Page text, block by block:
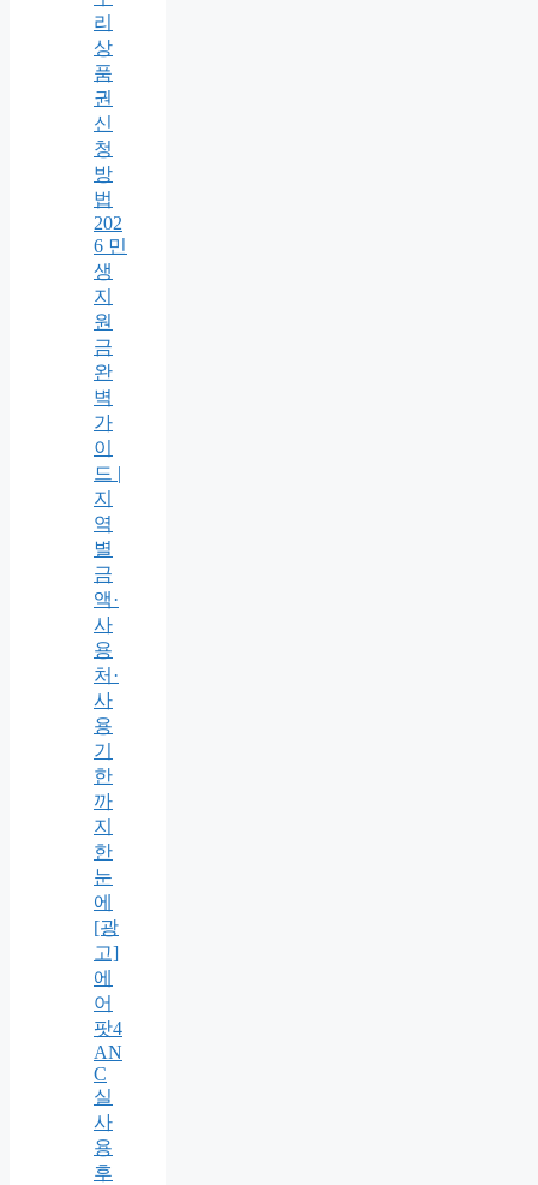
리
상
품
권
신
청
방
법
202
6 민
생
지
원
금
완
벽
가
이
드 |
지
역
별
금
액·
사
용
처·
사
용
기
한
까
지
한
눈
에
[광
고]
에
어
팟4
AN
C
실
사
용
후